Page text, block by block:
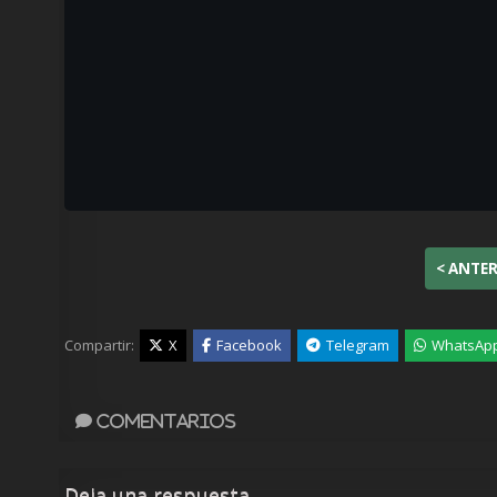
<
Compartir: X Facebook Telegram
Comentarios